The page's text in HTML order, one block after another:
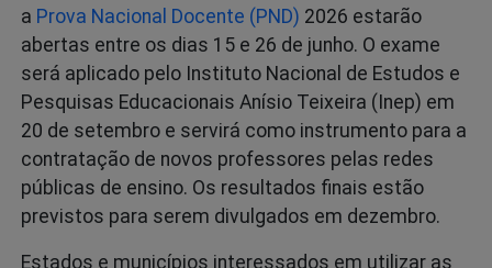
a Prova Nacional Docente (PND) 2026 estarão
abertas entre os dias 15 e 26 de junho. O exame
será aplicado pelo Instituto Nacional de Estudos e
Pesquisas Educacionais Anísio Teixeira (Inep) em
20 de setembro e servirá como instrumento para a
contratação de novos professores pelas redes
públicas de ensino. Os resultados finais estão
previstos para serem divulgados em dezembro.
Estados e municípios interessados em utilizar as